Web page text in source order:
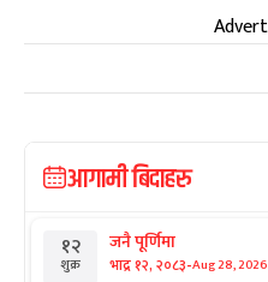
आगामी बिदाहरु
१२
शुक्र
जनै पूर्णिमा
भाद्र १२, २०८३-Aug 28, 2026